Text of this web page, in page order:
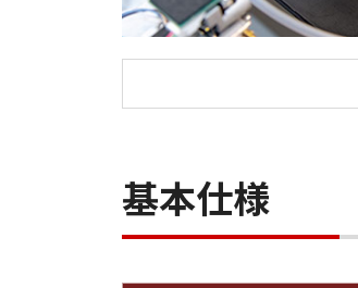
基本仕様